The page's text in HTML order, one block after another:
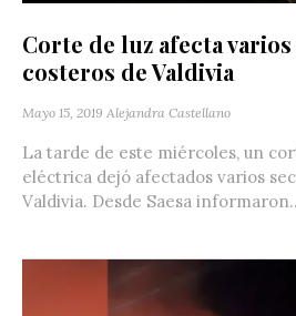
Corte de luz afecta
costeros de Valdivia
Mayo 15, 2019 Alejandra Castellano
La tarde de este miércoles, un
eléctrica dejó afectados varios
Valdivia. Desde Saesa